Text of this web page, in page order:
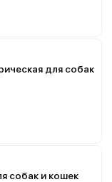
для собак
собак и кошек